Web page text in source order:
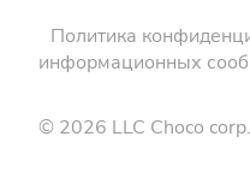
Политика
информационных
© 2026 LLC Choco